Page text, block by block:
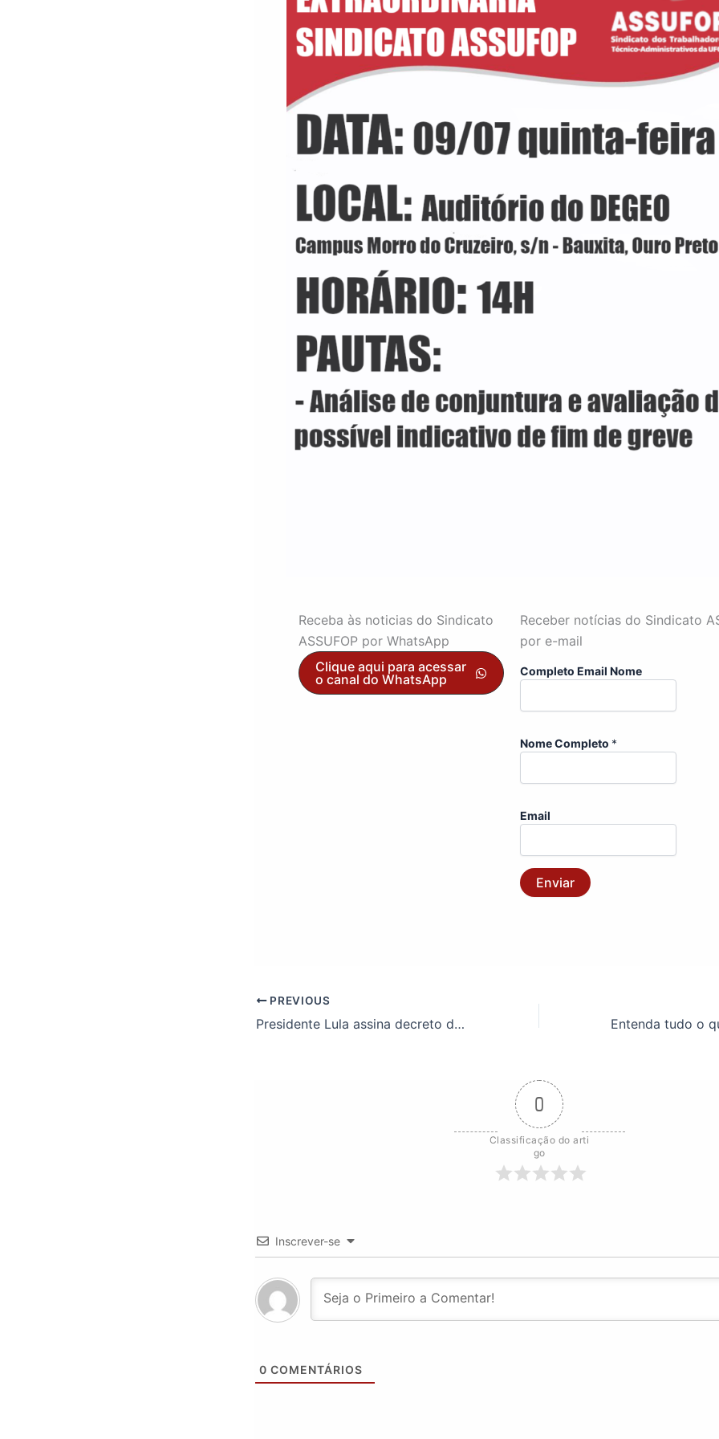
Receba às noticias do Sindicato
ASSUFOP por WhatsApp
Clique aqui para acessar
o canal do WhatsApp
Receber notícias do Sindicato
por e-mail
Completo Email Nome
Nome Completo *
Email
Enviar
PREVIOUS
Presidente Lula assina decreto do RSC e base do ASSUFOP debate o encerramento da greve
0
Classificação do arti
go
Inscrever-se
0 COMENTÁRIOS